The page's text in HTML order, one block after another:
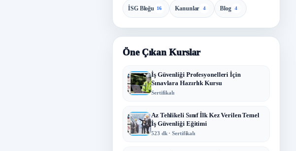
İSG Bloğu 16 Kanunlar 4 Blog 4
Öne Çıkan Kurslar
İş Güvenliği Profesyonelleri İçin
Sınavlara Hazırlık Kursu
Sertifikalı
Az Tehlikeli Sınıf İlk Kez Verilen Temel
İş Güvenliği Eğitimi
523 dk · Sertifikalı